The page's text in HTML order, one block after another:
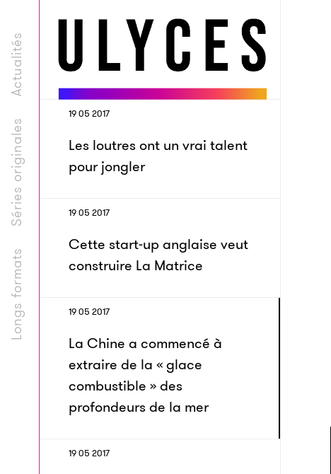
Longs formats
Séries originales
Actualités
19 05 2017
Les loutres ont un vrai talent
pour jongler
19 05 2017
Cette start-up anglaise veut
construire La Matrice
19 05 2017
La Chine a commencé à
extraire de la « glace
combustible » des
profondeurs de la mer
19 05 2017